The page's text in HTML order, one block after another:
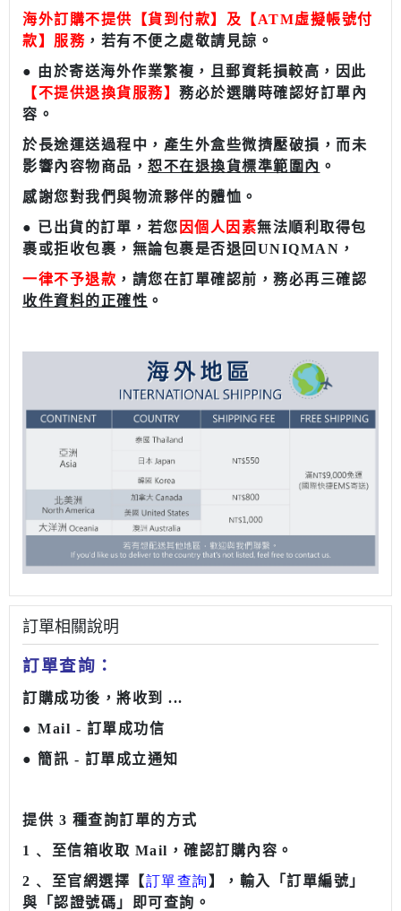
海外訂購不提供【貨到付款】及【ATM虛擬帳號付
款】服務 ，若有不便之處敬請見諒。
● 由於寄送海外作業繁複，且郵資耗損較高，因此
【不提供退換貨服務】 務必於選購時確認好訂單內
容。
於長途運送過程中，產生外盒些微擠壓破損，而未
影響內容物商品， 恕不在退換貨標準範圍內 。
感謝您對我們與物流夥伴的體恤。
● 已出貨的訂單，若您 因個人因素無法順利取得包
裹或拒收包裹，無論包裹是否退回UNIQMAN，
一律不予退款 ，請您在訂單確認前，務必再三確認
收件資料的正確性 。
訂單相關說明
訂單查詢：
訂購成功後，將收到 ...
● Mail - 訂單成功信
● 簡訊 - 訂單成立通知
提供 3 種查詢訂單的方式
1 ﹑ 至信箱收取 Mail，確認訂購內容。
2 ﹑ 至官網選擇【訂單查詢 】，輸入「訂單編號」
與「認證號碼」即可查詢。